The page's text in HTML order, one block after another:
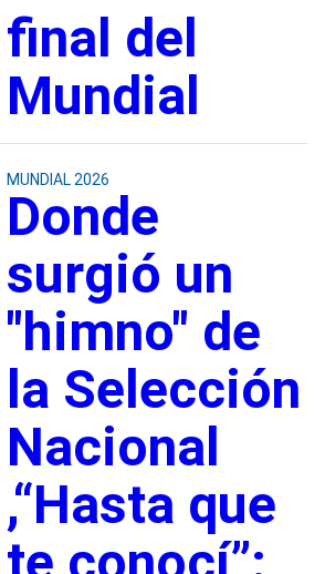
final del
Mundial
MUNDIAL 2026
Donde
surgió un
"himno" de
la Selección
Nacional
,“Hasta que